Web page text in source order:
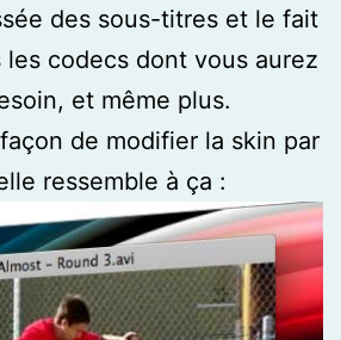
des sous-titres et le fait
les codecs dont vous aurez
et même plus.
de modifier la skin par
ressemble à ça :